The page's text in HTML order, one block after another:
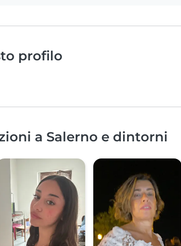
profilo
a Salerno e dintorni